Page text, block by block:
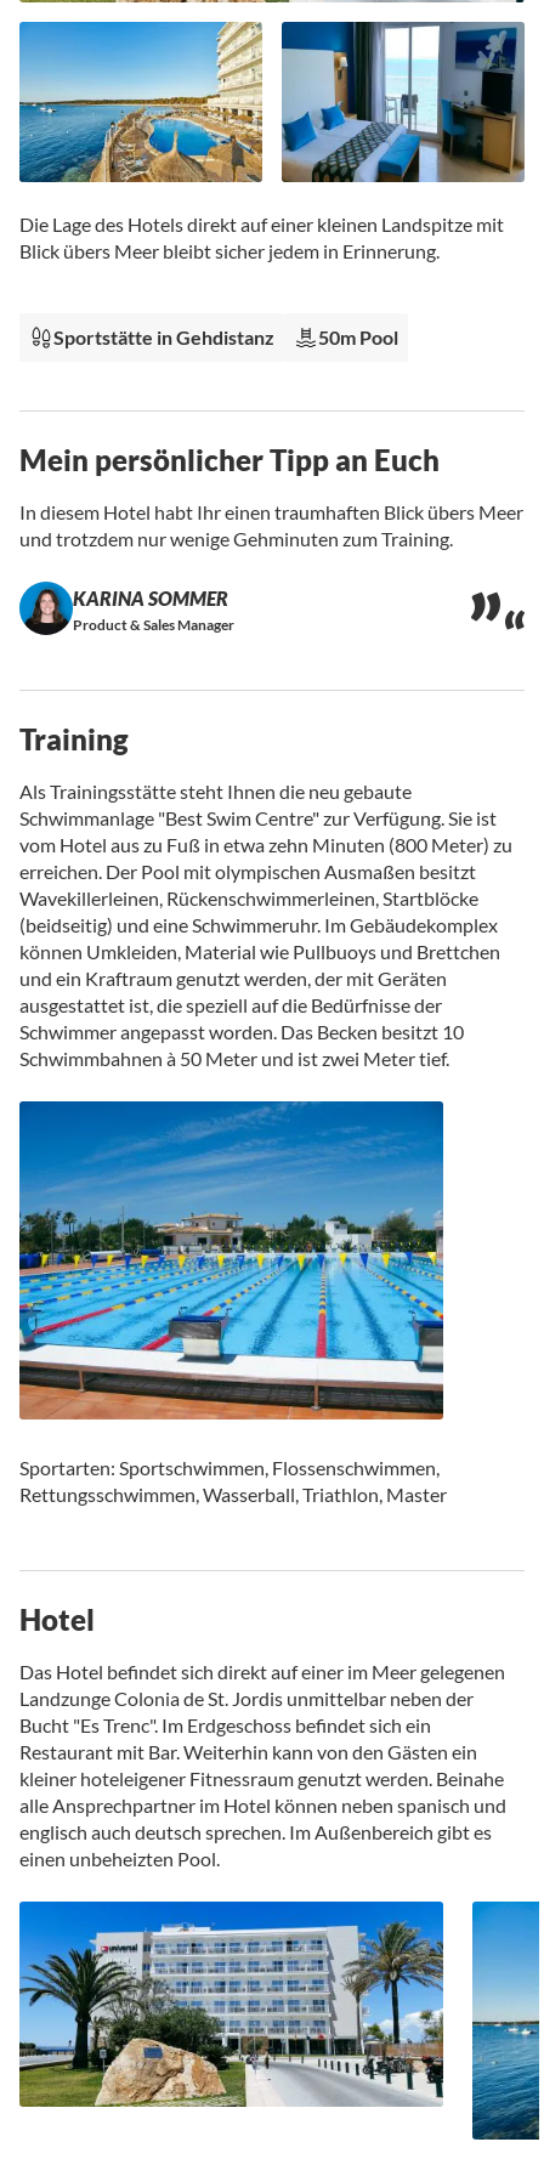
Anfang
der
Die Lage des Hotels direkt auf einer kleinen Landspitze mit
Blick übers Meer bleibt sicher jedem in Erinnerung.
Sportstätte in Gehdistanz 50m Pool
Mein persönlicher Tipp an Euch
In diesem Hotel habt Ihr einen traumhaften Blick übers Meer
und trotzdem nur wenige Gehminuten zum Training.
KARINA SOMMER
Product & Sales Manager
Training
Als Trainingsstätte steht Ihnen die neu gebaute
Schwimmanlage "Best Swim Centre" zur Verfügung. Sie ist
vom Hotel aus zu Fuß in etwa zehn Minuten (800 Meter) zu
erreichen. Der Pool mit olympischen Ausmaßen besitzt
Wavekillerleinen, Rückenschwimmerleinen, Startblöcke
(beidseitig) und eine Schwimmeruhr. Im Gebäudekomplex
können Umkleiden, Material wie Pullbuoys und Brettchen
und ein Kraftraum genutzt werden, der mit Geräten
ausgestattet ist, die speziell auf die Bedürfnisse der
Schwimmer angepasst worden. Das Becken besitzt 10
Schwimmbahnen à 50 Meter und ist zwei Meter tief.
Sportarten: Sportschwimmen, Flossenschwimmen,
Rettungsschwimmen, Wasserball, Triathlon, Master
Hotel
Das Hotel befindet sich direkt auf einer im Meer gelegenen
Landzunge Colonia de St. Jordis unmittelbar neben der
Bucht "Es Trenc". Im Erdgeschoss befindet sich ein
Restaurant mit Bar. Weiterhin kann von den Gästen ein
kleiner hoteleigener Fitnessraum genutzt werden. Beinahe
alle Ansprechpartner im Hotel können neben spanisch und
englisch auch deutsch sprechen. Im Außenbereich gibt es
einen unbeheizten Pool.